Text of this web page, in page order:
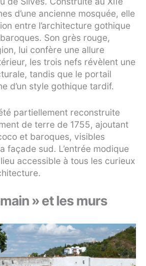
d’une ancienne mosquée, elle
entre l’architecture gothique
Son grès rouge,
lui confère une allure
les trois nefs révèlent une
tandis que le portail
d’un style gothique tardif.
partiellement reconstruite
de terre de 1755, ajoutant
et baroques, visibles
façade sud. L’entrée modique
accessible à tous les curieux
» et les murs